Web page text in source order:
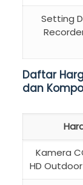
Setting
Daftar
dan
Kamera
HD